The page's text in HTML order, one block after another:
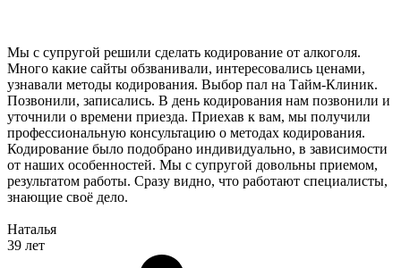
Мы с супругой решили сделать кодирование от алкоголя.
Много какие сайты обзванивали, интересовались ценами,
узнавали методы кодирования. Выбор пал на Тайм-Клиник.
Позвонили, записались. В день кодирования нам позвонили и
уточнили о времени приезда. Приехав к вам, мы получили
профессиональную консультацию о методах кодирования.
Кодирование было подобрано индивидуально, в зависимости
от наших особенностей. Мы с супругой довольны приемом,
результатом работы. Сразу видно, что работают специалисты,
знающие своё дело.
Наталья
39 лет